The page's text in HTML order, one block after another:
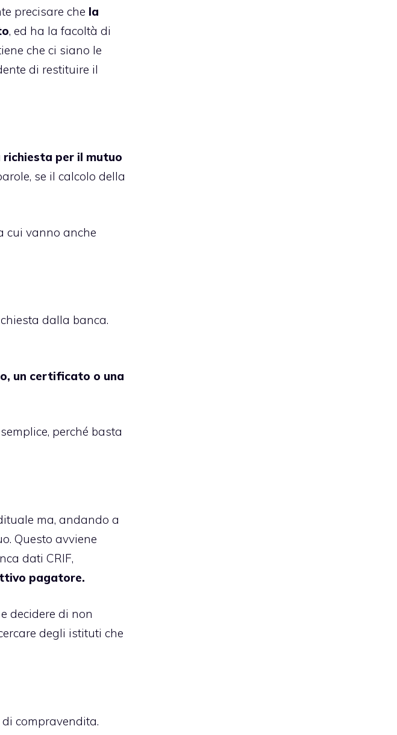
precisare che la
, ed ha la facoltà di
che ci siano le
di restituire il
per il mutuo
se il calcolo della
cui vanno anche
dalla banca.
un certificato o una
perché basta
ma, andando a
Questo avviene
dati CRIF,
pagatore.
decidere di non
degli istituti che
di compravendita.